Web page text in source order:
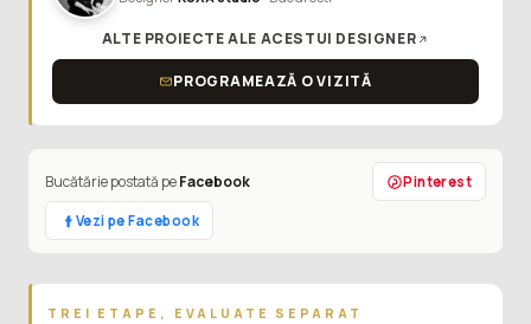
ALTE PROIECTE ALE ACESTUI DESIGNER
PROGRAMEAZĂ O VIZITĂ
Bucătărie postată peFacebook Pinterest
Vezi pe Facebook
TREI ETAPE, EVALUATE SEPARAT